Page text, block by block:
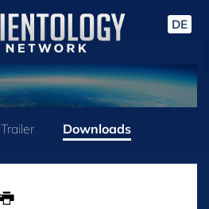
DE
Trailer Downloads